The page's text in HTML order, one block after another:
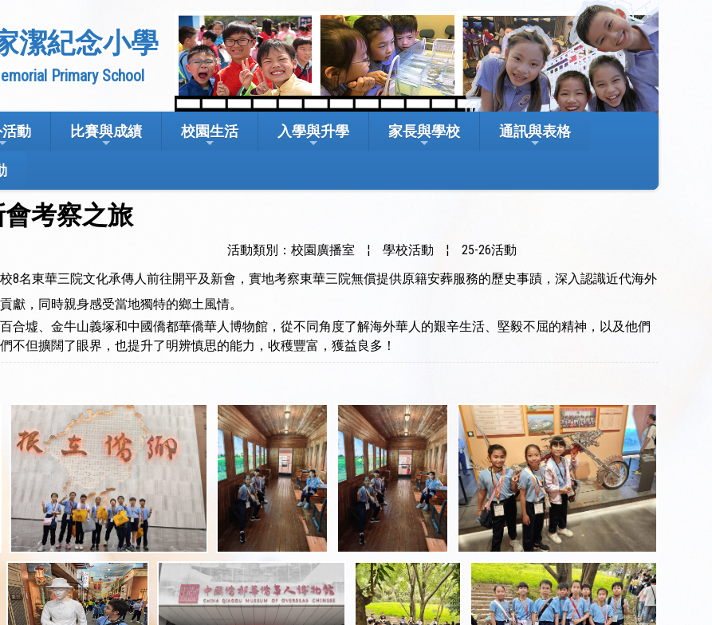
潔紀念小學
Primary School
動 比賽與成績 校園生活 入學與升學 家長與學校 通訊與表格
考察之旅
活動類別：校園廣播室 ¦ 學校活動 ¦
25-26活動
8名東華三院文化承傳人前往開平及新會，實地考察東華三院無償提供原籍安葬服務的歷史事蹟，深入認識近代海外
獻，同時親身感受當地獨特的鄉土風情。
合墟、金牛山義塚和中國僑都華僑華人博物館，從不同角度了解海外華人的艱辛生活、堅毅不屈的精神，以及他們
不但擴闊了眼界，也提升了明辨慎思的能力，收穫豐富，獲益良多！